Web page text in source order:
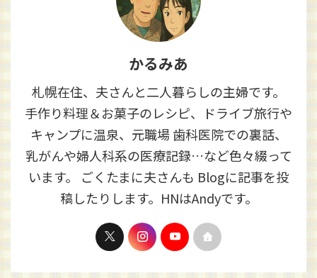
かるみあ
札幌在住、夫さんと二人暮らしの主婦です。
手作り料理＆お菓子のレシピ、ドライブ旅行や
キャンプに温泉、元職場 歯科医院での裏話、
乳がんや婦人科系の医療記録…など色々綴って
います。 ごくたまに夫さんも Blogに記事を投
稿したりします。HNはAndyです。